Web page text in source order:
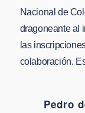
Nacional de
dragoneante al
las
colaboración.
Pedro